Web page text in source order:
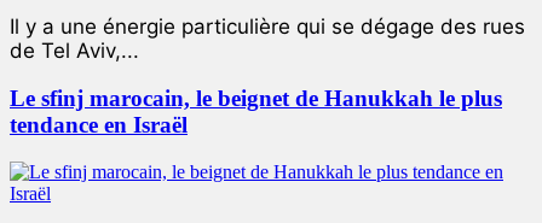
Il y a une énergie particulière qui se dégage des rues
de Tel Aviv,...
Le sfinj marocain, le beignet de Hanukkah le plus
tendance en Israël